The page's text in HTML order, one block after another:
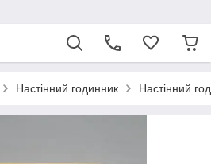
Настінний годинник Настінний